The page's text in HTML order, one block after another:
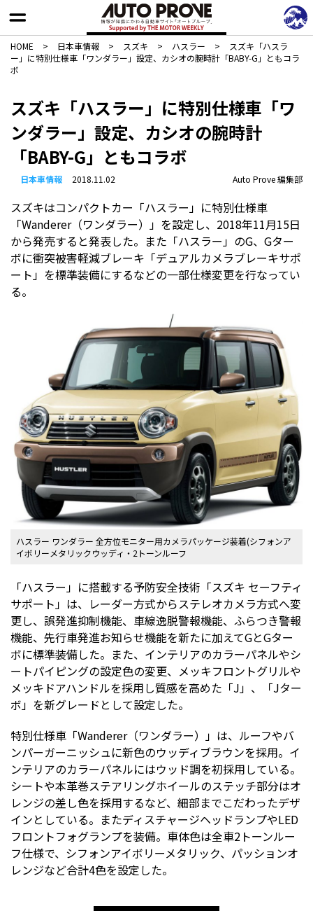
HOME > 日本車情報​ > スズキ > ハスラー >
スズキ「ハスラ
ー」に特別仕様車「ワンダラー」設定、カシオの腕時計「BABY-G」ともコラ
ボ
スズキ「ハスラー」に特別仕様車「ワ
ンダラー」設定、カシオの腕時計
「BABY-G」ともコラボ
日本車情報​ 2018.11.02 Auto Prove 編集部
スズキはコンパクトカー「ハスラー」に特別仕様車
「Wanderer（ワンダラー）」を設定し、2018年11月15日
から発売すると発表した。また「ハスラー」のG、Gター
ボに衝突被害軽減ブレーキ「デュアルカメラブレーキサポ
ート」を標準装備にするなどの一部仕様変更を行なってい
る。
ハスラー ワンダラー 全方位モニター用カメラパッケージ装着(シフォンア
イボリーメタリックウッディ・2トーンルーフ
「ハスラー」に搭載する予防安全技術「スズキ セーフティ
サポート」は、レーダー方式からステレオカメラ方式へ変
更し、誤発進抑制機能、車線逸脱警報機能、ふらつき警報
機能、先行車発進お知らせ機能を新たに加えてGとGター
ボに標準装備した。また、インテリアのカラーパネルやシ
ートパイピングの設定色の変更、メッキフロントグリルや
メッキドアハンドルを採用し質感を高めた「J」、「Jター
ボ」を新グレードとして設定した。
特別仕様車「Wanderer（ワンダラー）」は、ルーフやバ
ンパーガーニッシュに新色のウッディブラウンを採用。イ
ンテリアのカラーパネルにはウッド調を初採用している。
シートや本革巻ステアリングホイールのステッチ部分はオ
レンジの差し色を採用するなど、細部までこだわったデザ
インとしている。またディスチャージヘッドランプやLED
フロントフォグランプを装備。車体色は全車2トーンルー
フ仕様で、シフォンアイボリーメタリック、パッションオ
レンジなど合計4色を設定した。